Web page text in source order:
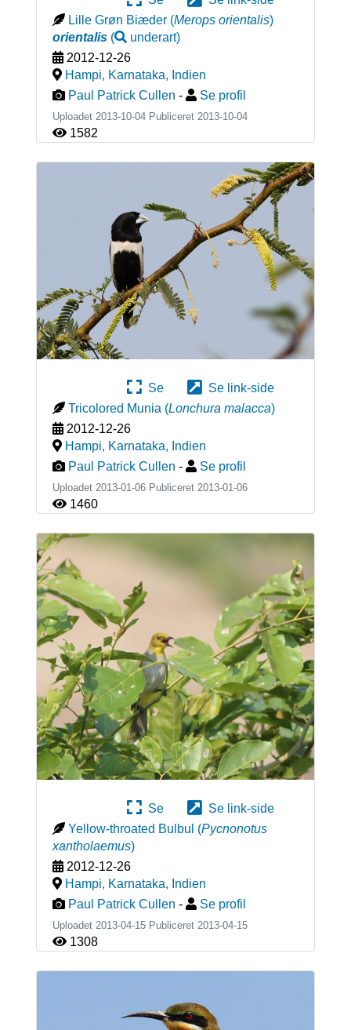
Lille Grøn Biæder (Merops orientalis)
orientalis( underart)
2012-12-26
Hampi, Karnataka, Indien
Paul Patrick Cullen - Se profil
Uploadet 2013-10-04 Publiceret 2013-10-04
1582
Se
Se link-side
Tricolored Munia (Lonchura malacca)
2012-12-26
Hampi, Karnataka, Indien
Paul Patrick Cullen - Se profil
Uploadet 2013-01-06 Publiceret 2013-01-06
1460
Se
Se link-side
Yellow-throated Bulbul (Pycnonotus
xantholaemus)
2012-12-26
Hampi, Karnataka, Indien
Paul Patrick Cullen - Se profil
Uploadet 2013-04-15 Publiceret 2013-04-15
1308